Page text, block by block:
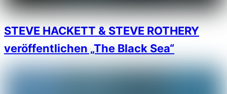
STEVE HACKETT & STEVE ROTHERY
veröffentlichen „The Black Sea“